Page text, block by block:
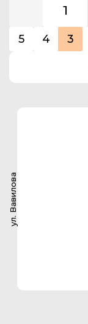
1
3
4
5
ул. Вавилова